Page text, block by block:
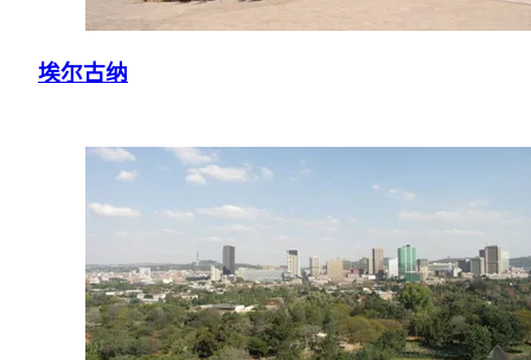
埃尔古纳